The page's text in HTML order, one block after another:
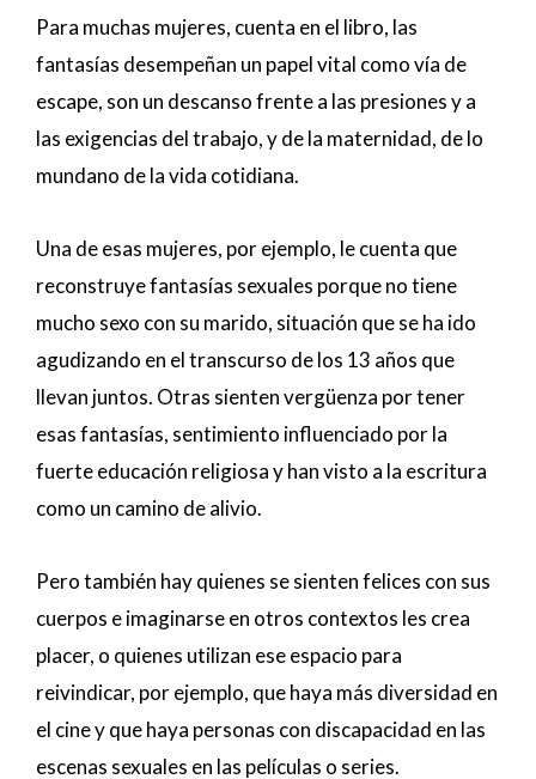
Para muchas mujeres, cuenta en el libro, las
fantasías desempeñan un papel vital como vía de
escape, son un descanso frente a las presiones y a
las exigencias del trabajo, y de la maternidad, de lo
mundano de la vida cotidiana.
Una de esas mujeres, por ejemplo, le cuenta que
reconstruye fantasías sexuales porque no tiene
mucho sexo con su marido, situación que se ha ido
agudizando en el transcurso de los 13 años que
llevan juntos. Otras sienten vergüenza por tener
esas fantasías, sentimiento influenciado por la
fuerte educación religiosa y han visto a la escritura
como un camino de alivio.
Pero también hay quienes se sienten felices con sus
cuerpos e imaginarse en otros contextos les crea
placer, o quienes utilizan ese espacio para
reivindicar, por ejemplo, que haya más diversidad en
el cine y que haya personas con discapacidad en las
escenas sexuales en las películas o series.